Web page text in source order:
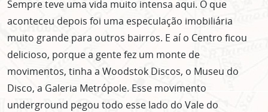
Sempre teve uma vida muito intensa aqui. O que
aconteceu depois foi uma especulação imobiliária
muito grande para outros bairros. E aí o Centro ficou
delicioso, porque a gente fez um monte de
movimentos, tinha a Woodstok Discos, o Museu do
Disco, a Galeria Metrópole. Esse movimento
underground pegou todo esse lado do Vale do